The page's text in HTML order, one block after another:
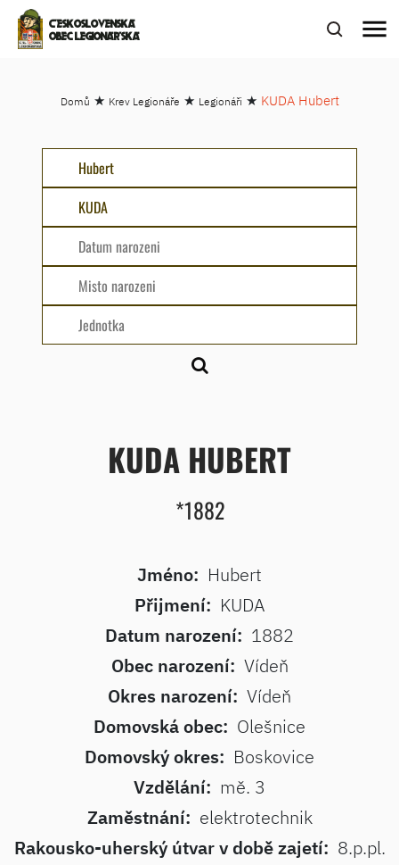
ČESKOSLOVENSKÁ
OBEC LEGIONÁŘSKÁ
menu
Domů ★ Krev Legionáře ★ Legionáři ★ KUDA Hubert
KUDA HUBERT
*1882
Jméno: Hubert
Přijmení: KUDA
Datum narození: 1882
Obec narození: Vídeň
Okres narození: Vídeň
Domovská obec: Olešnice
Domovský okres: Boskovice
Vzdělání: mě. 3
Zaměstnání: elektrotechnik
Rakousko-uherský útvar v době zajetí: 8.p.pl.